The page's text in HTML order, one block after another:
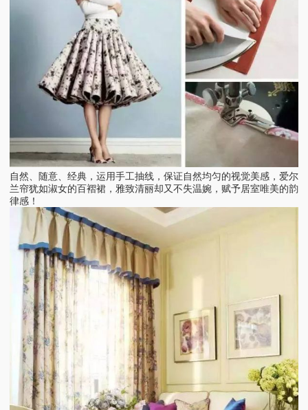
自然、随意、经典，运用手工抽线，保证自然均匀的视觉美感，爱尔
兰帘犹如淑女的百褶裙，雅致清丽却又不失温婉，赋予居室唯美的韵
律感！